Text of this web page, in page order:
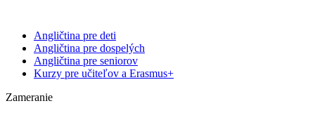
Angličtina pre deti
Angličtina pre dospelých
Angličtina pre seniorov
Kurzy pre učiteľov a Erasmus+
Zameranie